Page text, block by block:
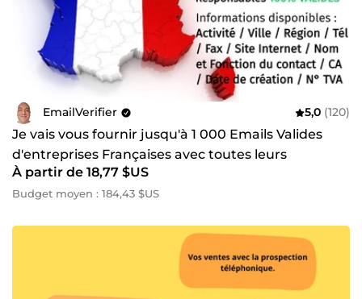
EmailVerifier 5,0 (120)
Je vais vous fournir jusqu'à 1 000 Emails Valides
d'entreprises Françaises avec toutes leurs
coordonnées
À partir de 18,77 $US
Budget moyen : 184,43 $US